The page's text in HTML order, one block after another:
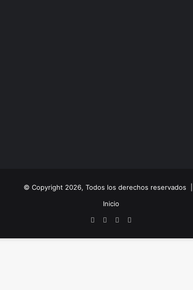
© Copyright 2026, Todos los derechos reservados |
Inicio
Facebook
X YouTubeInstagram